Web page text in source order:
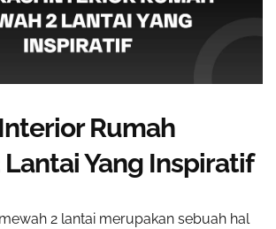
Rumah
Yang Inspiratif
2 lantai merupakan sebuah hal